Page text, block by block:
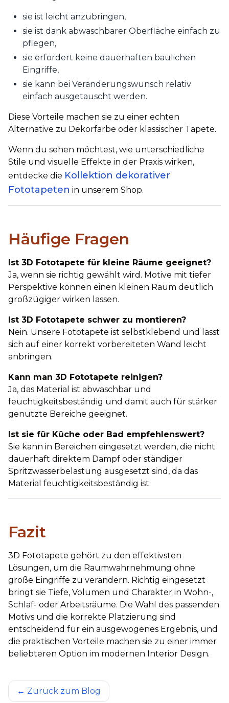
sie ist leicht anzubringen,
sie ist dank abwaschbarer Oberfläche einfach zu
pflegen,
sie erfordert keine dauerhaften baulichen
Eingriffe,
sie kann bei Veränderungswunsch relativ
einfach ausgetauscht werden.
Diese Vorteile machen sie zu einer echten
Alternative zu Dekorfarbe oder klassischer Tapete.
Wenn du sehen möchtest, wie unterschiedliche
Stile und visuelle Effekte in der Praxis wirken,
entdecke die Kollektion dekorativer
Fototapeten in unserem Shop.
Häufige Fragen
Ist 3D Fototapete für kleine Räume geeignet?
Ja, wenn sie richtig gewählt wird. Motive mit tiefer
Perspektive können einen kleinen Raum deutlich
großzügiger wirken lassen.
Ist 3D Fototapete schwer zu montieren?
Nein. Unsere Fototapete ist selbstklebend und lässt
sich auf einer korrekt vorbereiteten Wand leicht
anbringen.
Kann man 3D Fototapete reinigen?
Ja, das Material ist abwaschbar und
feuchtigkeitsbeständig und damit auch für stärker
genutzte Bereiche geeignet.
Ist sie für Küche oder Bad empfehlenswert?
Sie kann in Bereichen eingesetzt werden, die nicht
dauerhaft direktem Dampf oder ständiger
Spritzwasserbelastung ausgesetzt sind, da das
Material feuchtigkeitsbeständig ist.
Fazit
3D Fototapete gehört zu den effektivsten
Lösungen, um die Raumwahrnehmung ohne
große Eingriffe zu verändern. Richtig eingesetzt
bringt sie Tiefe, Volumen und Charakter in Wohn-,
Schlaf- oder Arbeitsräume. Die Wahl des passenden
Motivs und die korrekte Platzierung sind
entscheidend für ein ausgewogenes Ergebnis, und
die praktischen Vorteile machen sie zu einer immer
beliebteren Option im modernen Interior Design.
← Zurück zum Blog